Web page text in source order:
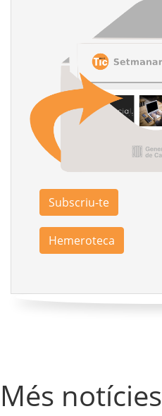
Subscriu-te
Hemeroteca
Més notícies